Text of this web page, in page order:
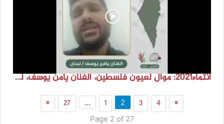
انتماء2021: موال لعيون فلسطين، الفنان يامن يوسف، لبنان
«
1 2 3 4
…
27
»
Page 2 of 27